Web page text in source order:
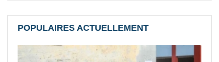
POPULAIRES ACTUELLEMENT